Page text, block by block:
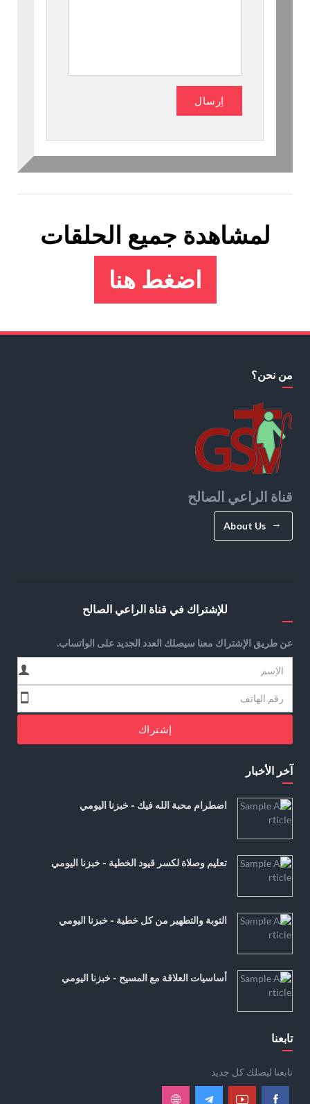
لمشاهدة جميع الحلقات
اضغط هنا
من نحن؟
قناة الراعي الصالح
About Us
للإشتراك في قناة الراعي الصالح
عن طريق الإشتراك معنا سيصلك العدد الجديد على الواتساب.
إشتراك
آخر الأخبار
اضطرام محبة الله فيك - خبزنا اليومي
تعليم وصلاة لكسر قيود الخطية - خبزنا اليومي
التوبة والتطهير من كل خطية - خبزنا اليومي
أساسيات العلاقة مع المسيح - خبزنا اليومي
تابعنا
تابعنا ليصلك كل جديد